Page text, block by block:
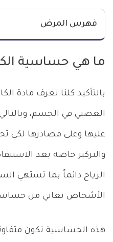
فهرس المرض
ما هي حساسية
بالتأكيد كلنا نعرف مادة
العصبي في الجسم،
عليها وعلى مصادرها لكي
والتركيز خاصة بعد
الرياح دائماً بما تشتهي
الأشخاص تعاني من
هذه الحساسية تكون